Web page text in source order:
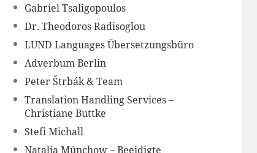
Gabriel Tsaligopoulos
Dr. Theodoros Radisoglou
LUND Languages Übersetzungsbüro
Adverbum Berlin
Peter Štrbák & Team
Translation Handling Services –
Christiane Buttke
Stefi Michall
Natalia Münchow – Beeidigte